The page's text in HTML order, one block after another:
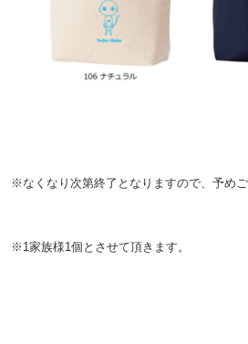
※なくなり次第終了となりますので、予めご
※1家族様1個とさせて頂きます。